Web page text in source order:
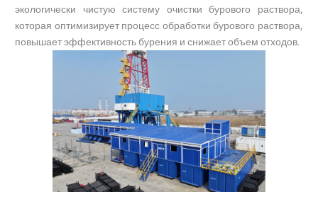
экологически чистую систему очистки бурового раствора,
которая оптимизирует процесс обработки бурового раствора,
повышает эффективность бурения и снижает объем отходов.